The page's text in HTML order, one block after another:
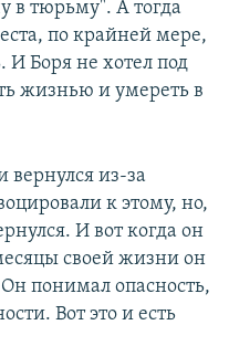
в тюрьму". А тогда
по крайней мере,
И Боря не хотел под
жизнью и умереть в
из-за
к этому, но,
И вот когда он
своей жизни он
понимал опасность,
Вот это и есть